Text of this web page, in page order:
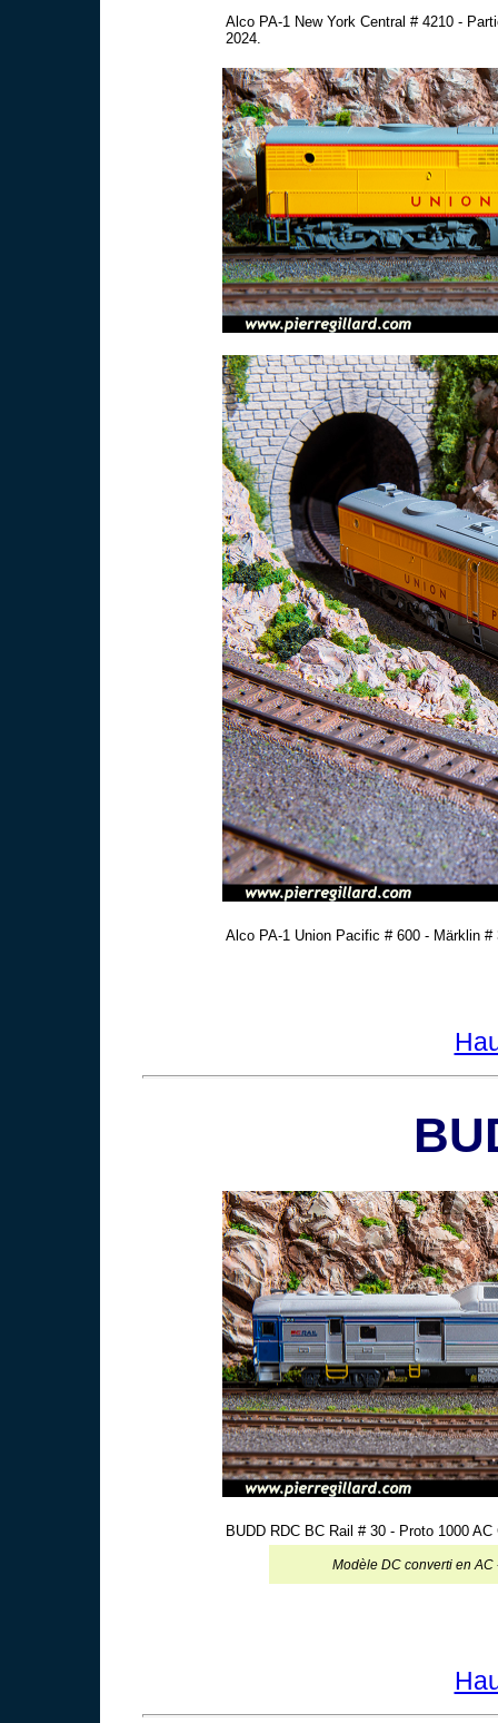
Alco PA-1 New York Central # 4210 -
2024.
Alco PA-1 Union Pacific # 600 - Märklin #
BUDD RDC BC Rail # 30 - Proto 1000
Modèle DC converti en AC